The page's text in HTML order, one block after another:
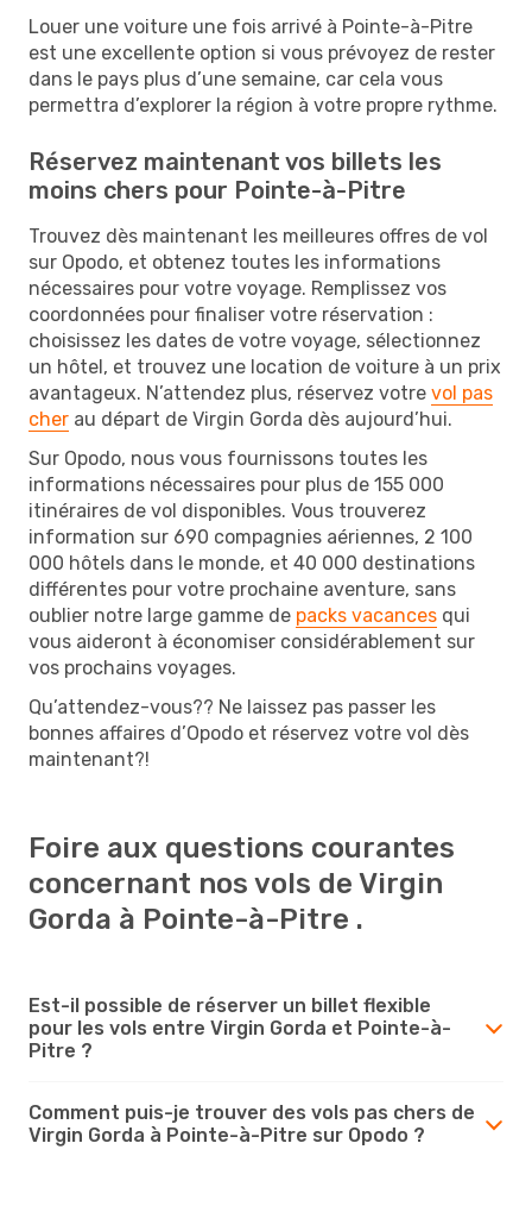
Louer une voiture une fois arrivé à Pointe-à-Pitre
est une excellente option si vous prévoyez de rester
dans le pays plus d’une semaine, car cela vous
permettra d’explorer la région à votre propre rythme.
Réservez maintenant vos billets les
moins chers pour Pointe-à-Pitre
Trouvez dès maintenant les meilleures offres de vol
sur Opodo, et obtenez toutes les informations
nécessaires pour votre voyage. Remplissez vos
coordonnées pour finaliser votre réservation :
choisissez les dates de votre voyage, sélectionnez
un hôtel, et trouvez une location de voiture à un prix
avantageux. N’attendez plus, réservez votre vol pas
cher au départ de Virgin Gorda dès aujourd’hui.
Sur Opodo, nous vous fournissons toutes les
informations nécessaires pour plus de 155 000
itinéraires de vol disponibles. Vous trouverez
information sur 690 compagnies aériennes, 2 100
000 hôtels dans le monde, et 40 000 destinations
différentes pour votre prochaine aventure, sans
oublier notre large gamme de packs vacances qui
vous aideront à économiser considérablement sur
vos prochains voyages.
Qu’attendez-vous?? Ne laissez pas passer les
bonnes affaires d’Opodo et réservez votre vol dès
maintenant?!
Foire aux questions courantes
concernant nos vols de Virgin
Gorda à Pointe-à-Pitre .
Est-il possible de réserver un billet flexible
pour les vols entre Virgin Gorda et Pointe-à-
Pitre ?
Comment puis-je trouver des vols pas chers de
Virgin Gorda à Pointe-à-Pitre sur Opodo ?